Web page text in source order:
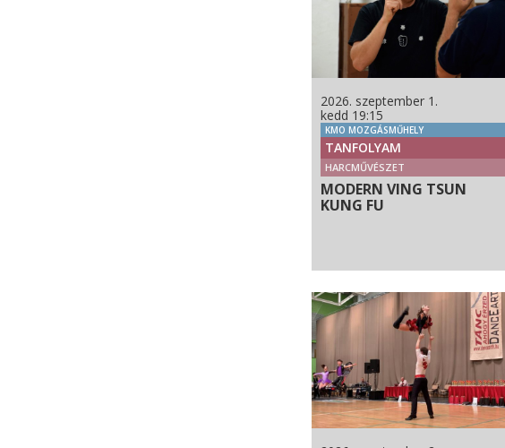
2026. szeptember 1.
kedd 19:15
KMO MOZGÁSMŰHELY
TANFOLYAM
HARCMŰVÉSZET
MODERN VING TSUN
KUNG FU